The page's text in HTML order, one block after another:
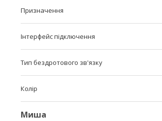
Призначення
Інтерфейс підключення
Тип бездротового зв'язку
Колір
Миша